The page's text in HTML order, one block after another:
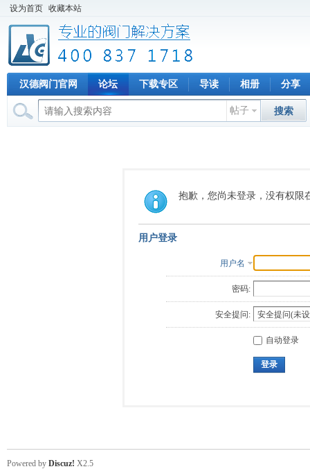
设为首页 收藏本站
汉德阀门官网 论坛 下载专区 导读 相册 分享
帖子 搜索
抱歉，您尚未登录，没有权限
用户登录
用户名
密码:
安全提问:
自动登录
登录
Powered by Discuz! X2.5